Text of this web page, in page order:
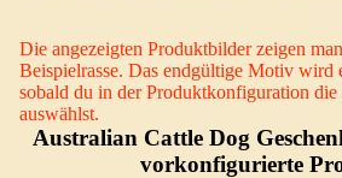
Die angezeigten Produktbilder zeigen
Beispielrasse. Das endgültige Motiv wird
sobald du in der Produktkonfiguration die
auswählst.
Australian Cattle Dog
vorkonfigurierte